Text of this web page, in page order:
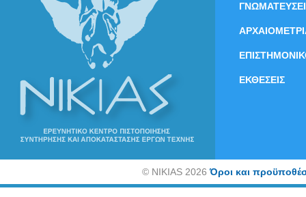
ΕΚΘΕΣΕΙΣ
©NIKIAS 2026Όροι και